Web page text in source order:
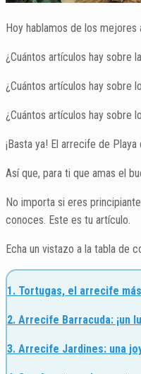
Hoy hablamos de los
¿Cuántos artículos hay sobre
¿Cuántos artículos hay sobre
¿Cuántos artículos hay sobre
¡Basta ya! El arrecife de
Así que, para ti que amas el
No importa si eres
conoces. Este es tu artículo.
Echa un vistazo a la tabla de
1. Tortugas, el arrecife
2. Arrecife Barracuda: ¡un
3. Arrecife Jardines: una